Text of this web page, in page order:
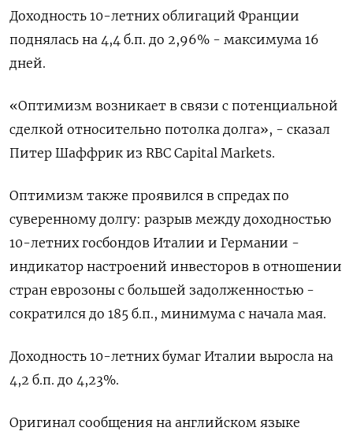
Доходность 10-летних облигаций Франции
поднялась на 4,4 б.п. до 2,96% - максимума 16
дней.
«Оптимизм возникает в связи с потенциальной
сделкой относительно потолка долга», - сказал
Питер Шаффрик из RBC Capital Markets.
Оптимизм также проявился в спредах по
суверенному долгу: разрыв между доходностью
10-летних госбондов Италии и Германии -
индикатор настроений инвесторов в отношении
стран еврозоны с большей задолженностью -
сократился до 185 б.п., минимума с начала мая.
Доходность 10-летних бумаг Италии выросла на
4,2 б.п. до 4,23%.
Оригинал сообщения на английском языке